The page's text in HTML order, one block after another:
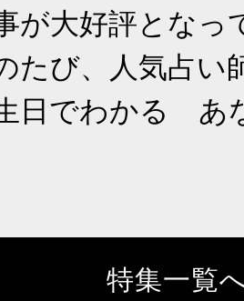
が大好評となっ
たび、人気占い
日でわかる あ
特集一覧